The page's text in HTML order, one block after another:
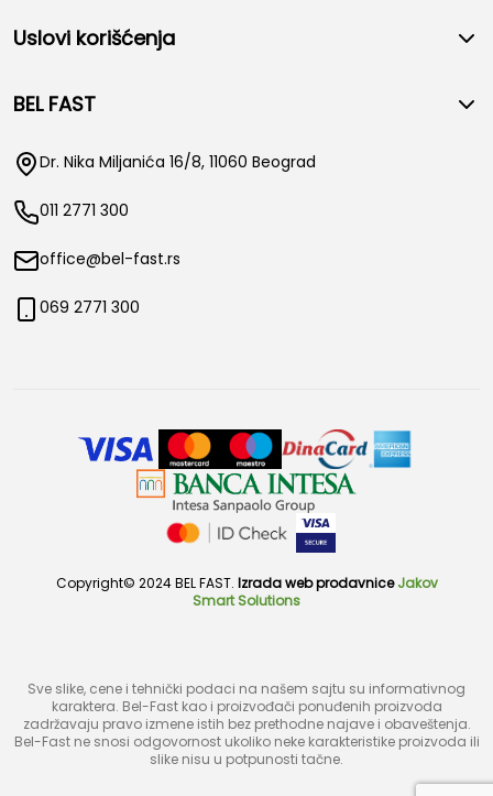
Uslovi korišćenja
BEL FAST
Dr. Nika Miljanića 16/8, 11060 Beograd
011 2771 300
office@bel-fast.rs
069 2771 300
Copyright© 2024 BEL FAST. Izrada web prodavnice Jakov
Smart Solutions
Sve slike, cene i tehnički podaci na našem sajtu su informativnog
karaktera. Bel-Fast kao i proizvođači ponuđenih proizvoda
zadržavaju pravo izmene istih bez prethodne najave i obaveštenja.
Bel-Fast ne snosi odgovornost ukoliko neke karakteristike proizvoda ili
slike nisu u potpunosti tačne.